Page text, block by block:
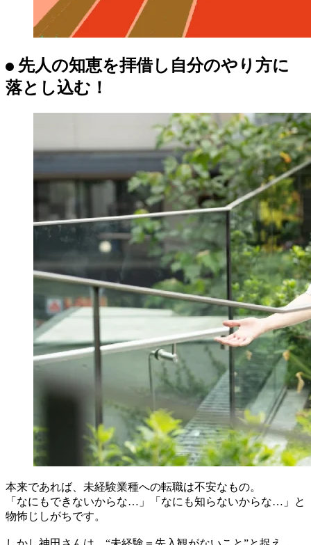
先人の知恵を拝借し自分のやり方に
落とし込む！